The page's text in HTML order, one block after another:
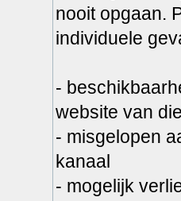
nooit opgaan.
individuele
-
website van
- misgelopen
kanaal
- mogelijk